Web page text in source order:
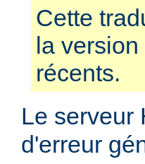
Cette
la
récents.
Le serveur
d'erreur